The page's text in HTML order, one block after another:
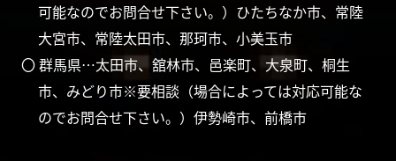
可能なのでお問合せ下さい。）ひたちなか市、常陸
大宮市、常陸太田市、那珂市、小美玉市
〇 群馬県…太田市、舘林市、邑楽町、大泉町、桐生
市、みどり市※要相談（場合によっては対応可能な
のでお問合せ下さい。）伊勢崎市、前橋市